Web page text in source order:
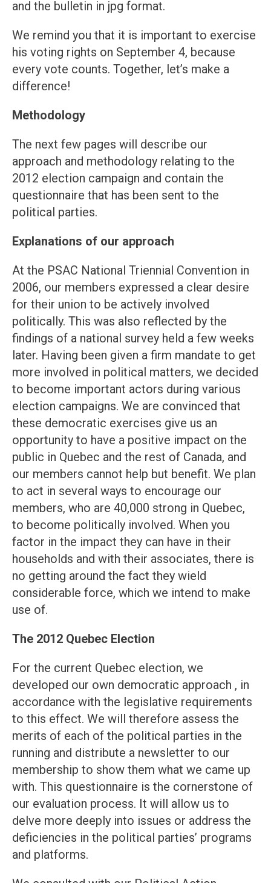
and the bulletin in jpg format.
We remind you that it is important to exercise
his voting rights on September 4, because
every vote counts. Together, let’s make a
difference!
Methodology
The next few pages will describe our
approach and methodology relating to the
2012 election campaign and contain the
questionnaire that has been sent to the
political parties.
Explanations of our approach
At the PSAC National Triennial Convention in
2006, our members expressed a clear desire
for their union to be actively involved
politically. This was also reflected by the
findings of a national survey held a few weeks
later. Having been given a firm mandate to get
more involved in political matters, we decided
to become important actors during various
election campaigns. We are convinced that
these democratic exercises give us an
opportunity to have a positive impact on the
public in Quebec and the rest of Canada, and
our members cannot help but benefit. We plan
to act in several ways to encourage our
members, who are 40,000 strong in Quebec,
to become politically involved. When you
factor in the impact they can have in their
households and with their associates, there is
no getting around the fact they wield
considerable force, which we intend to make
use of.
The 2012 Quebec Election
For the current Quebec election, we
developed our own democratic approach , in
accordance with the legislative requirements
to this effect. We will therefore assess the
merits of each of the political parties in the
running and distribute a newsletter to our
membership to show them what we came up
with. This questionnaire is the cornerstone of
our evaluation process. It will allow us to
delve more deeply into issues or address the
deficiencies in the political parties’ programs
and platforms.